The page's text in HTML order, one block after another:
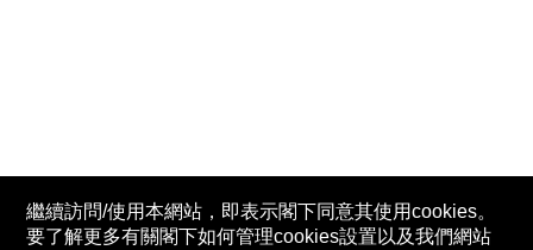
繼續訪問/使用本網站，即表示閣下同意其使用cookies。
要了解更多有關閣下如何管理cookies設置以及我們網站